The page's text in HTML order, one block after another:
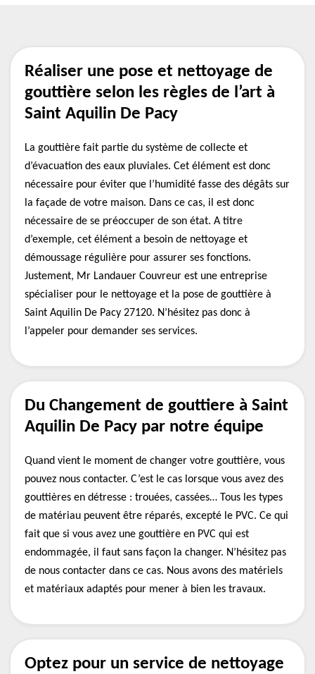
Réaliser une pose et nettoyage de
gouttière selon les règles de l’art à
Saint Aquilin De Pacy
La gouttière fait partie du système de collecte et
d’évacuation des eaux pluviales. Cet élément est donc
nécessaire pour éviter que l’humidité fasse des dégâts sur
la façade de votre maison. Dans ce cas, il est donc
nécessaire de se préoccuper de son état. A titre
d’exemple, cet élément a besoin de nettoyage et
démoussage régulière pour assurer ses fonctions.
Justement, Mr Landauer Couvreur est une entreprise
spécialiser pour le nettoyage et la pose de gouttière à
Saint Aquilin De Pacy 27120. N’hésitez pas donc à
l’appeler pour demander ses services.
Du Changement de gouttiere à Saint
Aquilin De Pacy par notre équipe
Quand vient le moment de changer votre gouttière, vous
pouvez nous contacter. C’est le cas lorsque vous avez des
gouttières en détresse : trouées, cassées… Tous les types
de matériau peuvent être réparés, excepté le PVC. Ce qui
fait que si vous avez une gouttière en PVC qui est
endommagée, il faut sans façon la changer. N’hésitez pas
de nous contacter dans ce cas. Nous avons des matériels
et matériaux adaptés pour mener à bien les travaux.
Optez pour un service de nettoyage